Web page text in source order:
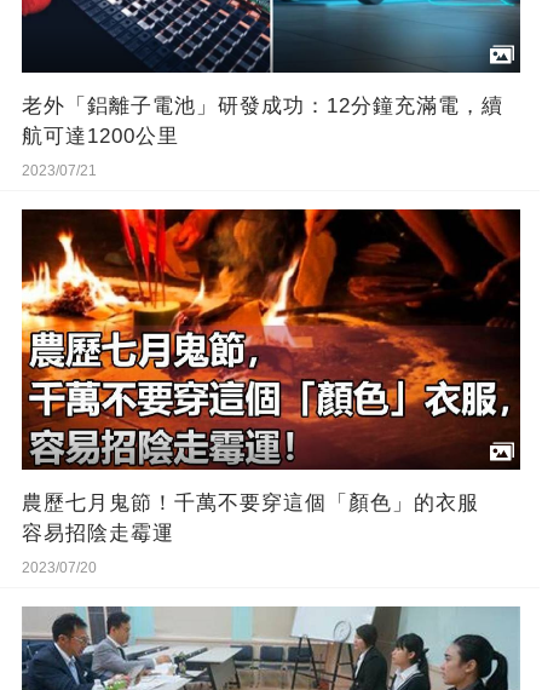
​老外「鋁離子電池」研發成功：12分鐘充滿電，續
航可達1200公里
2023/07/21
農歷七月鬼節！千萬不要穿這個「顏色」的衣服
容易招陰走霉運
2023/07/20